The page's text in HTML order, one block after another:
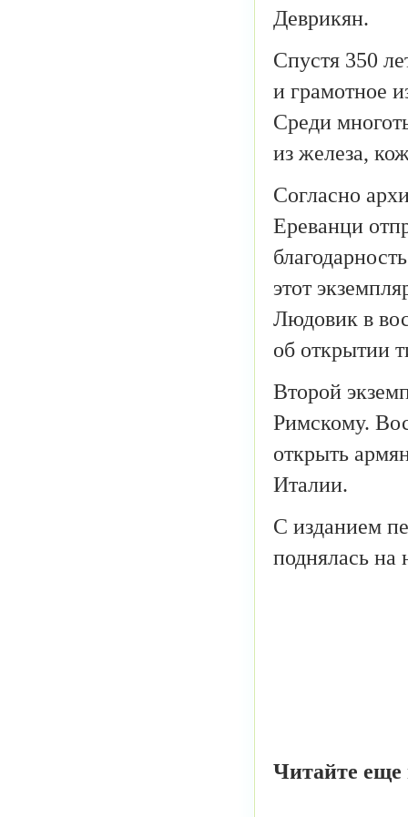
Деврикян.
Спустя 350
и грамотное
Среди
из железа,
Согласно
Ереванци
этот
Людовик в
об открытии
Второй
Римскому.
открыть
Италии.
С изданием
поднялась
Читайте